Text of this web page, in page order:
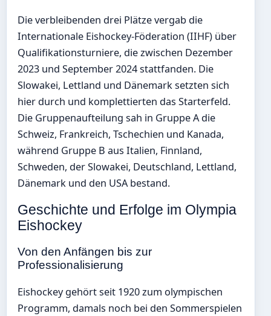
Die verbleibenden drei Plätze vergab die
Internationale Eishockey-Föderation (IIHF) über
Qualifikationsturniere, die zwischen Dezember
2023 und September 2024 stattfanden. Die
Slowakei, Lettland und Dänemark setzten sich
hier durch und komplettierten das Starterfeld.
Die Gruppenaufteilung sah in Gruppe A die
Schweiz, Frankreich, Tschechien und Kanada,
während Gruppe B aus Italien, Finnland,
Schweden, der Slowakei, Deutschland, Lettland,
Dänemark und den USA bestand.
Geschichte und Erfolge im Olympia
Eishockey
Von den Anfängen bis zur
Professionalisierung
Eishockey gehört seit 1920 zum olympischen
Programm, damals noch bei den Sommerspielen